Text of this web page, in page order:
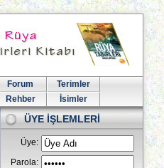
Forum
Terimler
Rehber İsimler
ÜYE İŞLEMLERİ
Üye:
Parola: